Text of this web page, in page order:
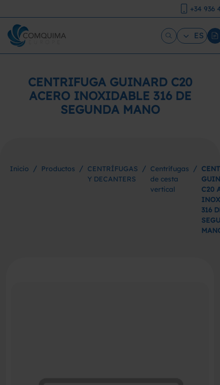
+34 936
ES
CENTRIFUGA GUINARD C20
ACERO INOXIDABLE 316 DE
SEGUNDA MANO
Inicio / Productos / CENTRÍFUGAS
Y DECANTERS
/ Centrífugas
de cesta
vertical
/
C20
316